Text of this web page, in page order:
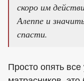
скоро им
Алеппе и
спасти.
Просто опять